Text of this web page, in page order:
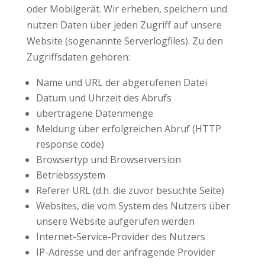
oder Mobilgerät. Wir erheben, speichern und
nutzen Daten über jeden Zugriff auf unsere
Website (sogenannte Serverlogfiles). Zu den
Zugriffsdaten gehören:
Name und URL der abgerufenen Datei
Datum und Uhrzeit des Abrufs
übertragene Datenmenge
Meldung über erfolgreichen Abruf (HTTP
response code)
Browsertyp und Browserversion
Betriebssystem
Referer URL (d.h. die zuvor besuchte Seite)
Websites, die vom System des Nutzers über
unsere Website aufgerufen werden
Internet-Service-Provider des Nutzers
IP-Adresse und der anfragende Provider